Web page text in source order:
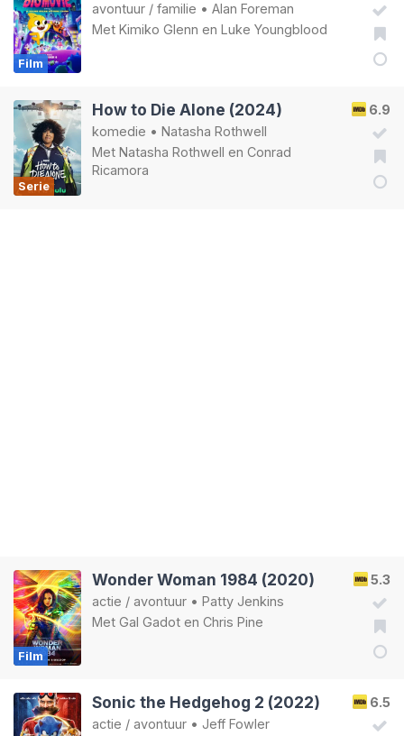
Film
avontuur / familie • Alan Foreman
Met Kimiko Glenn en Luke Youngblood
Serie
6.9
How to Die Alone (2024)
komedie • Natasha Rothwell
Met Natasha Rothwell en Conrad
Ricamora
Film
5.3
Wonder Woman 1984 (2020)
actie / avontuur • Patty Jenkins
Met Gal Gadot en Chris Pine
6.5
Sonic the Hedgehog 2 (2022)
actie / avontuur • Jeff Fowler